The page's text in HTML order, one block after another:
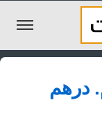
درهم